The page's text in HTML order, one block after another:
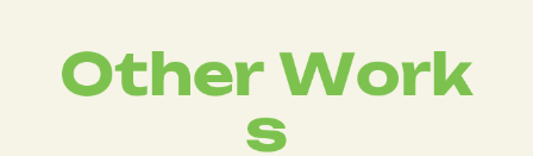
Other Work
s